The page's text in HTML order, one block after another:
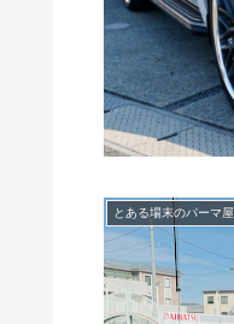
とある場末のパーマ屋